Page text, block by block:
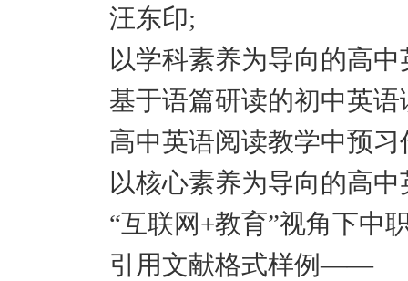
汪东印;
以学科素养为导向的高
基于语篇研读的初中英
高中英语阅读教学中预
以核心素养为导向的高
“互联网+教育”视角下
引用文献格式样例——